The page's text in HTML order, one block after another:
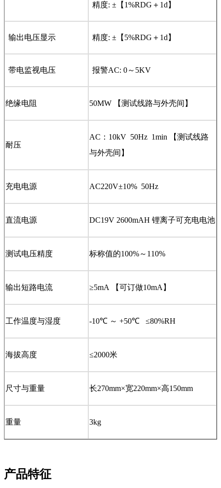
精度: ±【1%RDG＋1d】
输出电压显示 精度: ±【5%RDG＋1d】
带电监视电压 报警AC: 0～5KV
绝缘电阻 50MW 【测试线路与外壳间】
耐压
AC：10kV 50Hz 1min 【测试线路
与外壳间】
充电电源 AC220V±10% 50Hz
直流电源 DC19V 2600mAH 锂离子可充电电池
测试电压精度 标称值的100%～110%
输出短路电流 ≥5mA 【可订做10mA】
工作温度与湿度 -10℃ ～ +50℃ ≤80%RH
海拔高度 ≤2000米
尺寸与重量 长270mm×宽220mm×高150mm
重量 3kg
产品特征